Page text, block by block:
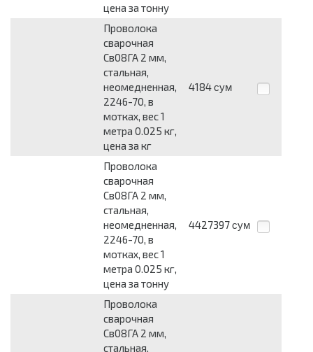
цена за тонну
Проволока
сварочная
Св08ГА 2 мм,
стальная,
неомедненная,
2246-70, в
мотках, вес 1
метра 0.025 кг,
цена за кг
4184 сум
Проволока
сварочная
Св08ГА 2 мм,
стальная,
неомедненная,
2246-70, в
мотках, вес 1
метра 0.025 кг,
цена за тонну
4427397 сум
Проволока
сварочная
Св08ГА 2 мм,
стальная,